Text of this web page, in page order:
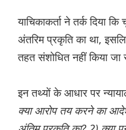
याचिकाकर्ता ने तर्क दिया
अंतरिम प्रकृति का था,
तहत संशोधित नहीं किया जा
इन तथ्यों के आधार पर
क्या आरोप तय करने का